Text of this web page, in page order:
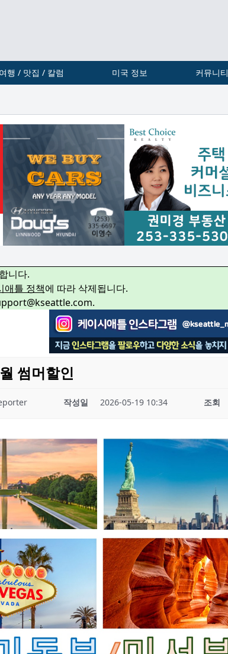
여행 / 맛집 / 칼럼 미국 정보 커뮤니티
니다.
애틀 정책에 따라 삭제됩니다.
썸머할인
작성일 2026-05-19 10:34 조회